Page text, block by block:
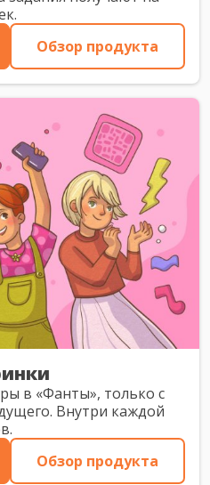
Обзор продукта
в «Фанты», только с
Внутри каждой
Обзор продукта